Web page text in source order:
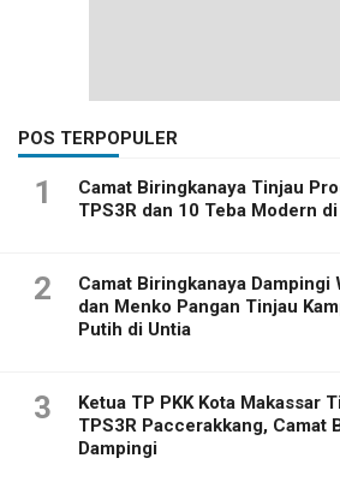
POS TERPOPULER
1
Camat Biringkanaya Tinjau
TPS3R dan 10 Teba Modern
2
Camat Biringkanaya Dampingi
dan Menko Pangan Tinjau
Putih di Untia
3
Ketua TP PKK Kota Makassar
TPS3R Paccerakkang, Camat
Dampingi